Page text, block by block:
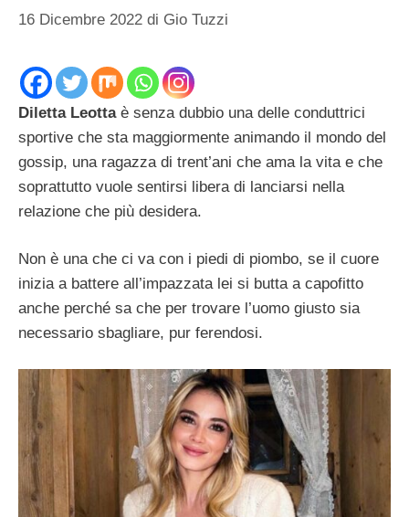
16 Dicembre 2022 di Gio Tuzzi
Diletta Leottaè senza dubbio una delle conduttrici
sportive che sta maggiormente animando il mondo del
gossip, una ragazza di trent’ani che ama la vita e che
soprattutto vuole sentirsi libera di lanciarsi nella
relazione che più desidera.
Non è una che ci va con i piedi di piombo, se il cuore
inizia a battere all’impazzata lei si butta a capofitto
anche perché sa che per trovare l’uomo giusto sia
necessario sbagliare, pur ferendosi.